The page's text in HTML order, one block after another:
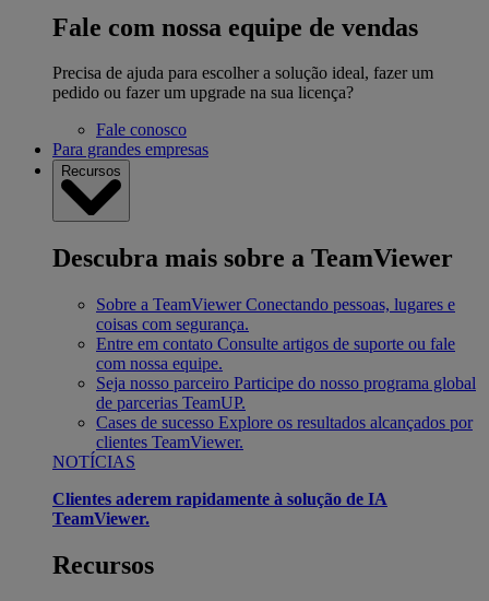
Fale com nossa equipe de vendas
Precisa de ajuda para escolher a solução ideal, fazer um
pedido ou fazer um upgrade na sua licença?
Fale conosco
Para grandes empresas
Recursos
Descubra mais sobre a TeamViewer
Sobre a TeamViewer Conectando pessoas, lugares e
coisas com segurança.
Entre em contato Consulte artigos de suporte ou fale
com nossa equipe.
Seja nosso parceiro Participe do nosso programa global
de parcerias TeamUP.
Cases de sucesso Explore os resultados alcançados por
clientes TeamViewer.
NOTÍCIAS
Clientes aderem rapidamente à solução de IA
TeamViewer.
Recursos